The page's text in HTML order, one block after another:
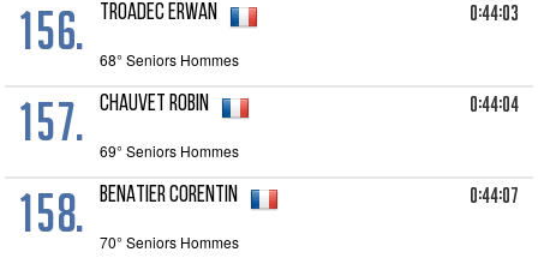
156. TROADEC Erwan 0:44:03
68° Seniors Hommes
157. CHAUVET Robin 0:44:04
69° Seniors Hommes
158. BENATIER Corentin 0:44:07
70° Seniors Hommes